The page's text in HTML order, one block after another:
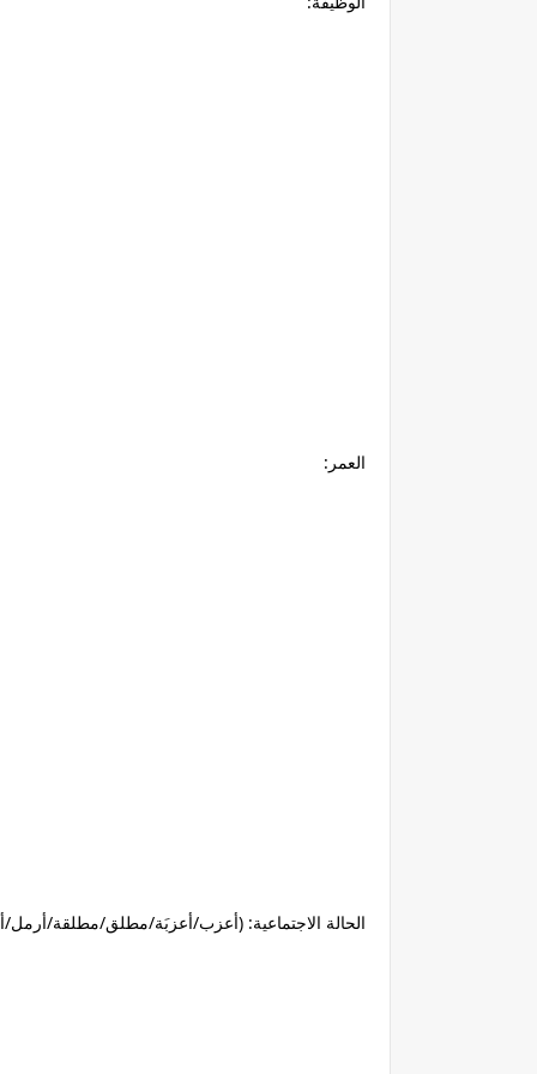
العمر:
الحالة الاجتماعية: (أعزب/أعزبَة/مطلق/مطلقة/أرمل/